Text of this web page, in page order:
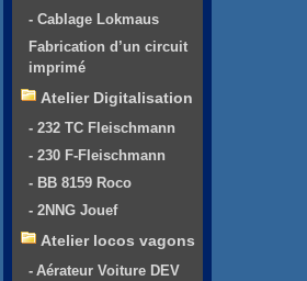
- Cablage Lokmaus
Fabrication d’un circuit
imprimé
Atelier Digitalisation
- 232 TC Fleischmann
- 230 F-Fleischmann
- BB 8159 Roco
- 2NNG Jouef
Atelier locos vagons
- Aérateur Voiture DEV